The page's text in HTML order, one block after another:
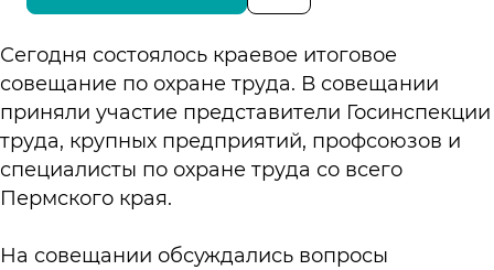
Сегодня состоялось краевое итоговое
совещание по охране труда. В совещании
приняли участие представители Госинспекции
труда, крупных предприятий, профсоюзов и
специалисты по охране труда со всего
Пермского края.
На совещании обсуждались вопросы